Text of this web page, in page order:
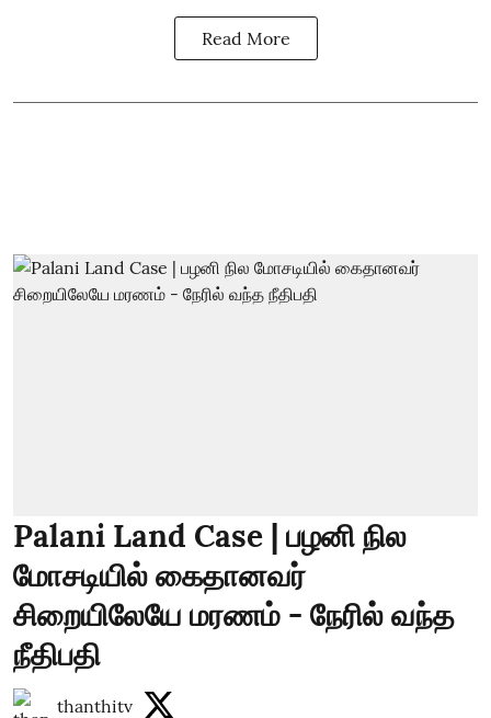
Read More
Palani Land Case | பழனி நில
மோசடியில் கைதானவர்
சிறையிலேயே மரணம் - நேரில் வந்த
நீதிபதி
thanthitv